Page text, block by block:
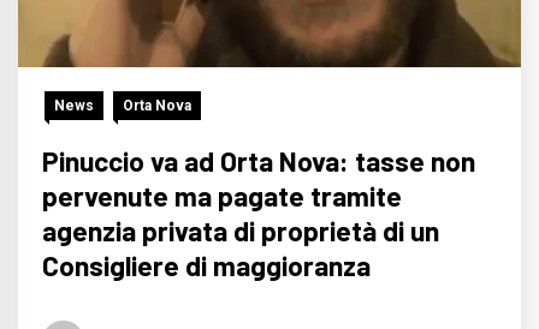
News Orta Nova
Pinuccio va ad Orta Nova: tasse non
pervenute ma pagate tramite
agenzia privata di proprietà di un
Consigliere di maggioranza